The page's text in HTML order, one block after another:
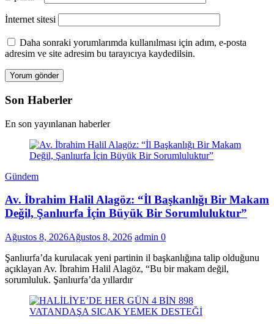
İnternet sitesi
Daha sonraki yorumlarımda kullanılması için adım, e-posta
adresim ve site adresim bu tarayıcıya kaydedilsin.
Son Haberler
En son yayınlanan haberler
Gündem
Av. İbrahim Halil Alagöz: “İl Başkanlığı Bir Makam
Değil, Şanlıurfa İçin Büyük Bir Sorumluluktur”
Ağustos 8, 2026Ağustos 8, 2026 admin 0
Şanlıurfa’da kurulacak yeni partinin il başkanlığına talip olduğunu
açıklayan Av. İbrahim Halil Alagöz, “Bu bir makam değil,
sorumluluk. Şanlıurfa’da yıllardır